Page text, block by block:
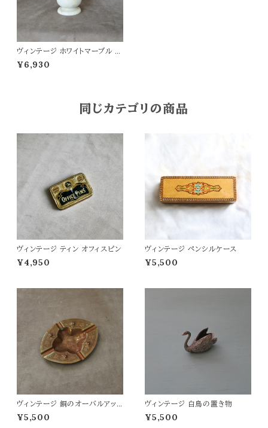
ヴィンテージ ホワイトマーブル フ
ラワーベース
¥6,930
同じカテゴリの商品
ヴィンテージ ティン オフィスピン
¥4,950
ヴィンテージ ペンシルケース
¥5,500
ヴィンテージ 銅のオーバルアッ
シュトレイ
¥5,500
ヴィンテージ 白鳥の置き物
¥5,500